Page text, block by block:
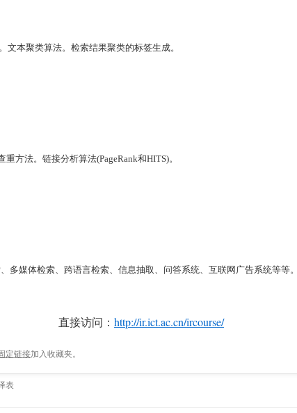
文本聚类算法。检索结果聚类的标签生成。
重方法。链接分析算法(PageRank和HITS)。
多媒体检索、跨语言检索、信息抽取、问答系统、互联网广告系统等等
直接访问： http://ir.ict.ac.cn/ircourse/
定链接加入收藏夹。
表